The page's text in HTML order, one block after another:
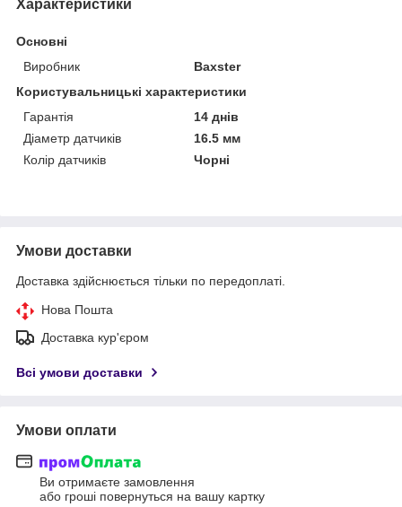
Характеристики
Основні
Виробник
Baxster
Користувальницькі характеристики
Гарантія
14 днів
Діаметр датчиків
16.5 мм
Колір датчиків
Чорні
Умови доставки
Доставка здійснюється тільки по передоплаті.
Нова Пошта
Доставка кур'єром
Всі умови доставки
Умови оплати
Ви отримаєте замовлення
або гроші повернуться на вашу картку